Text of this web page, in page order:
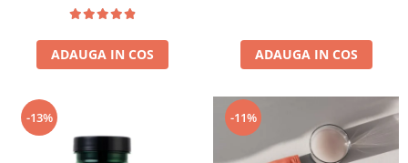
ADAUGA IN COS ADAUGA IN COS
-13% -11%